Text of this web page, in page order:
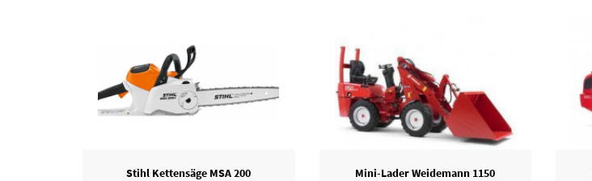
Stihl Kettensäge MSA 200 Mini-Lader Weidemann 1150